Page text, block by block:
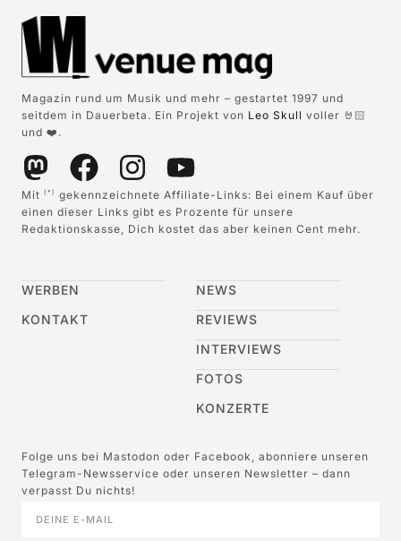
Magazin rund um Musik und mehr – gestartet 1997 und
seitdem in Dauerbeta. Ein Projekt von Leo Skull voller 🤘🏻
und ❤️.
Mit (*)
gekennzeichnete Affiliate-Links: Bei einem Kauf über
einen dieser Links gibt es Prozente für unsere
Redaktionskasse, Dich kostet das aber keinen Cent mehr.
WERBEN
KONTAKT
NEWS
REVIEWS
INTERVIEWS
FOTOS
KONZERTE
Folge uns bei Mastodon oder Facebook, abonniere unseren
Telegram-Newsservice oder unseren Newsletter – dann
verpasst Du nichts!